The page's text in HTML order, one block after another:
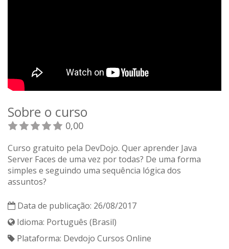
Sobre o curso
0,00
Curso gratuito pela DevDojo. Quer aprender Java
Server Faces de uma vez por todas? De uma forma
simples e seguindo uma sequência lógica dos
assuntos?
Data de publicação: 26/08/2017
Idioma: Português (Brasil)
Plataforma: Devdojo Cursos Online